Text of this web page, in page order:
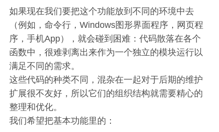
如果现在我们要把这个功能放到不同的环境中去
（例如，命令行，Windows图形界面程序，网页程
序，手机App），就会碰到困难：代码散落在各个
函数中，很难剥离出来作为一个独立的模块运行以
满足不同的需求。
这些代码的种类不同，混杂在一起对于后期的维护
扩展很不友好，所以它们的组织结构就需要精心的
整理和优化。
我们希望把基本功能里的：